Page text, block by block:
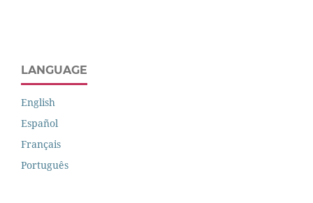
LANGUAGE
English
Español
Français
Português